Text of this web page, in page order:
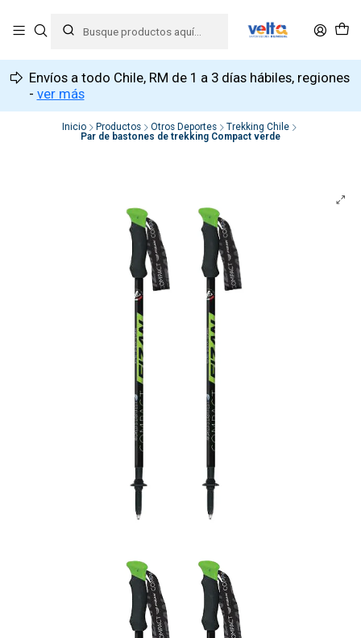
Envíos a todo Chile, RM de 1 a 3 días hábiles, regiones
- ver más
Inicio Productos Otros Deportes
Trekking Chile
Par de bastones de trekking Compact verde